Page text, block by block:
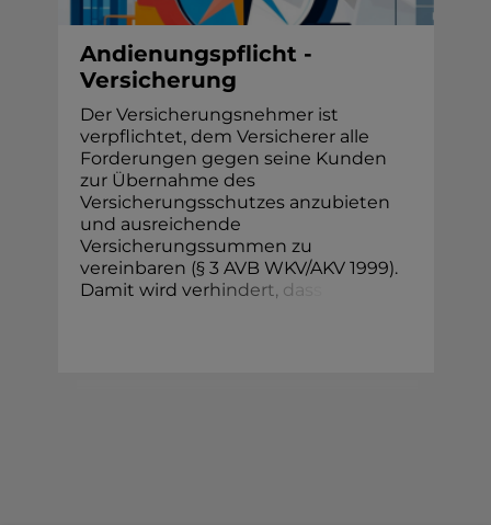
Andienungspflicht -
Versicherung
Der Versicherungsnehmer ist
verpflichtet, dem Versicherer alle
Forderungen gegen seine Kunden
zur Übernahme des
Versicherungsschutzes anzubieten
und ausreichende
Versicherungssummen zu
vereinbaren (§ 3 AVB WKV/AKV 1999).
Damit wird verhindert, da